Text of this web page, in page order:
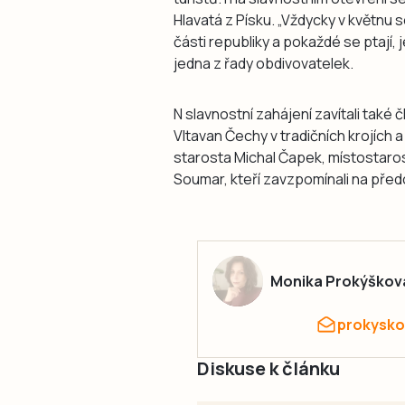
Hlavatá z Písku. „Vždycky v
části republiky a pokaždé se ptají,
jedna z řady obdivovatelek.
N slavnostní zahájení zavítali také
Vltavan Čechy v tradičních krojích
starosta Michal Čapek,
Soumar, kteří zavzpomínali na
Monika
Diskuse k článku